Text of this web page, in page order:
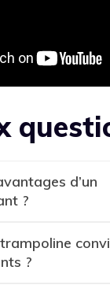
d’un
?
?